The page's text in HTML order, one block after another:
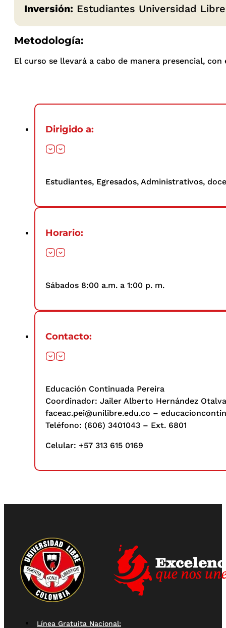
Inversión: Estudiantes Universidad
Metodología:
El curso se llevará a cabo de manera presencial,
Dirigido a:
Estudiantes, Egresados, Administrativos,
Horario:
Sábados 8:00 a.m. a 1:00 p. m.
Contacto:
Educación Continuada Pereira
Coordinador: Jailer Alberto Hernández
faceac.pei@unilibre.edu.co –
Teléfono: (606) 3401043 – Ext. 6801
Celular: +57 313 615 0169
Línea Gratuita Nacional: